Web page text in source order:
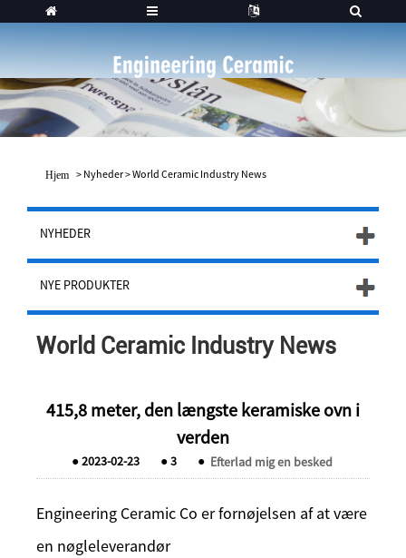
Hjem > Nyheder>World Ceramic Industry News
NYHEDER
NYE PRODUKTER
World Ceramic Industry News
415,8 meter, den længste keramiske ovn i
verden
●2023-02-23 ●3 ● Efterlad mig en besked
Engineering Ceramic Co er fornøjelsen af ​​at være
en nøgleleverandør